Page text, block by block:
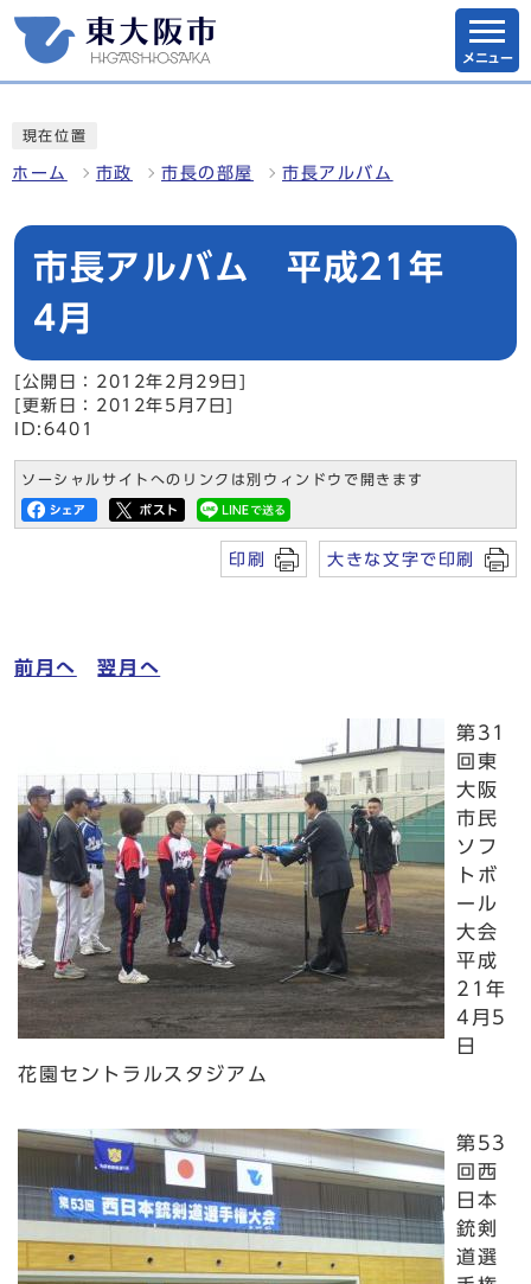
メニュー
現在位置
ホーム 市政 市長の部屋 市長アルバム
市長アルバム 平成21年
4月
[公開日：2012年2月29日]
[更新日：2012年5月7日]
ID:6401
ソーシャルサイトへのリンクは別ウィンドウで開きます
印刷 大きな文字で印刷
前月へ 翌月へ
第31
回東
大阪
市民
ソフ
トボ
ール
大会
平成
21年
4月5
日
花園セントラルスタジアム
第53
回西
日本
銃剣
道選